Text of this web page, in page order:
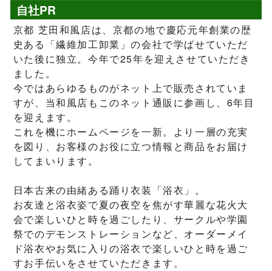
自社PR
京都 芝田和風店は、京都の地で慶応元年創業の歴
史ある「繊維加工卸業」の会社で学ばせていただ
いた後に独立。今年で25年を迎えさせていただき
ました。
今ではあらゆるものがネット上で販売されていま
すが、当和風店もこのネット通販に参画し、6年目
を迎えます。
これを機にホームページを一新。より一層の充実
を図り、お客様のお役に立つ情報と商品をお届け
してまいります。
日本古来の由緒ある踊り衣装「浴衣」。
お友達と浴衣姿で夏の夜空を焦がす華麗な花火大
会で楽しいひと時を過ごしたり、サークルや学園
祭でのデモンストレーションなど、オーダーメイ
ド浴衣やお気に入りの浴衣で楽しいひと時を過ご
すお手伝いをさせていただきます。